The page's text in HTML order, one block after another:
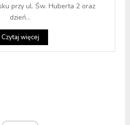
przy ul. Św. Huberta 2 oraz
dzień...
Czytaj więcej